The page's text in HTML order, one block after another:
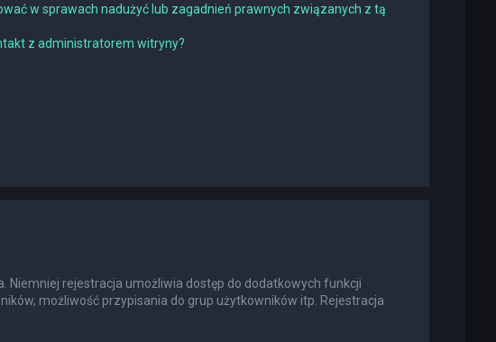
w sprawach nadużyć lub zagadnień prawnych związanych z tą
z administratorem witryny?
Niemniej rejestracja umożliwia dostęp do dodatkowych funkcji
możliwość przypisania do grup użytkowników itp. Rejestracja